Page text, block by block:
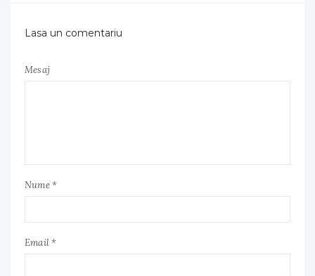
Lasa un comentariu
Mesaj
Nume *
Email *